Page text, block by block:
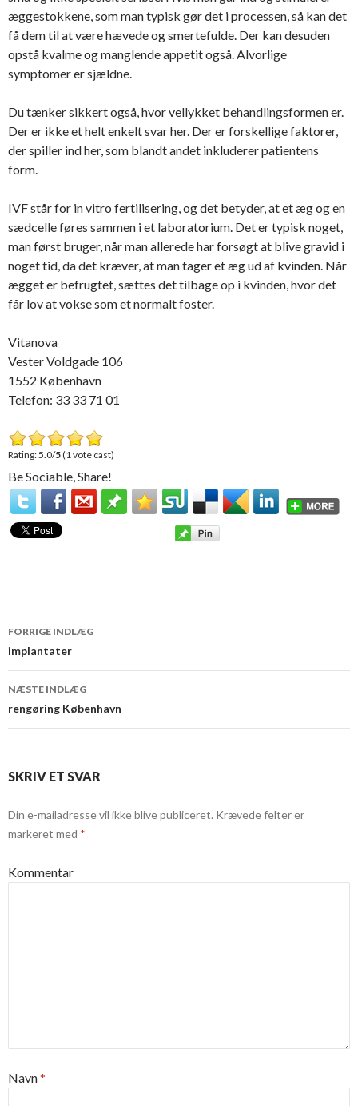
æggestokkene, som man typisk gør det i processen, så kan det
få dem til at være hævede og smertefulde. Der kan desuden
opstå kvalme og manglende appetit også. Alvorlige
symptomer er sjældne.
Du tænker sikkert også, hvor vellykket behandlingsformen er.
Der er ikke et helt enkelt svar her. Der er forskellige faktorer,
der spiller ind her, som blandt andet inkluderer patientens
form.
IVF står for in vitro fertilisering, og det betyder, at et æg og en
sædcelle føres sammen i et laboratorium. Det er typisk noget,
man først bruger, når man allerede har forsøgt at blive gravid i
noget tid, da det kræver, at man tager et æg ud af kvinden. Når
ægget er befrugtet, sættes det tilbage op i kvinden, hvor det
får lov at vokse som et normalt foster.
Vitanova
Vester Voldgade 106
1552 København
Telefon: 33 33 71 01
Rating: 5.0/5(1 vote cast)
Be Sociable, Share!
Indlæg
navigation
FORRIGE INDLÆG
implantater
NÆSTE INDLÆG
rengøring København
SKRIV ET SVAR
Din e-mailadresse vil ikke blive publiceret. Krævede felter er
markeret med *
Kommentar
Navn*